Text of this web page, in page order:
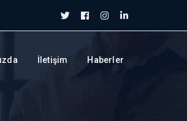
Twitter
Profile
Facebook
Profile
Instagram
Profile
LinkedIn
Profile
İletişim Haberler